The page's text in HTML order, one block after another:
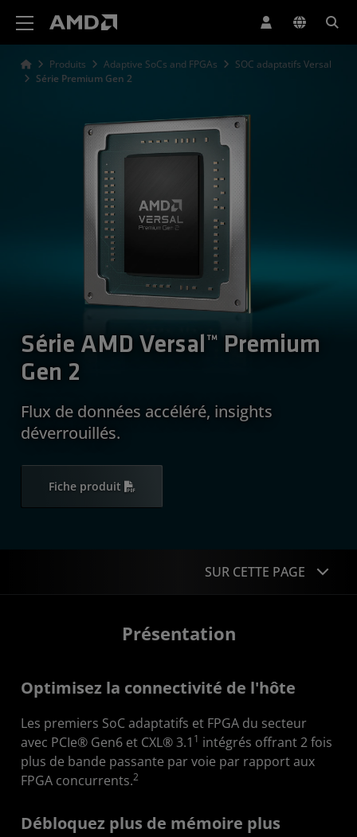
Produits Adaptive SoCs and FPGAs
SOC adaptatifs Versal
Série Premium Gen 2
Série AMD Versal™ Premium
Gen 2
Flux de données accéléré, insights
déverrouillés.
Fiche produit
SUR CETTE PAGE
Applications
Spécifications de produits
Présentation
Optimisez la connectivité de l'hôte
Les premiers SoC adaptatifs et FPGA du secteur
avec PCIe® Gen6 et CXL® 3.1 1 intégrés offrant 2 fois
plus de bande passante par voie par rapport aux
FPGA concurrents.2
Débloquez plus de mémoire plus